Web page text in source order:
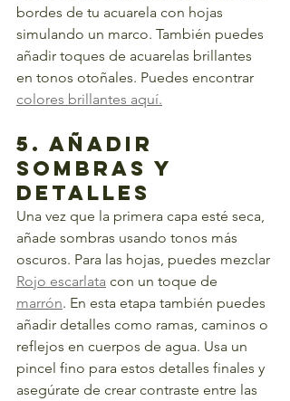
bordes de tu acuarela con hojas
simulando un marco. También puedes
añadir toques de acuarelas brillantes
en tonos otoñales. Puedes encontrar
colores brillantes aquí.
5. Añadir
Sombras y
Detalles
Una vez que la primera capa esté seca,
añade sombras usando tonos más
oscuros. Para las hojas, puedes mezclar
Rojo escarlata con un toque de
marrón. En esta etapa también puedes
añadir detalles como ramas, caminos o
reflejos en cuerpos de agua. Usa un
pincel fino para estos detalles finales y
asegúrate de crear contraste entre las